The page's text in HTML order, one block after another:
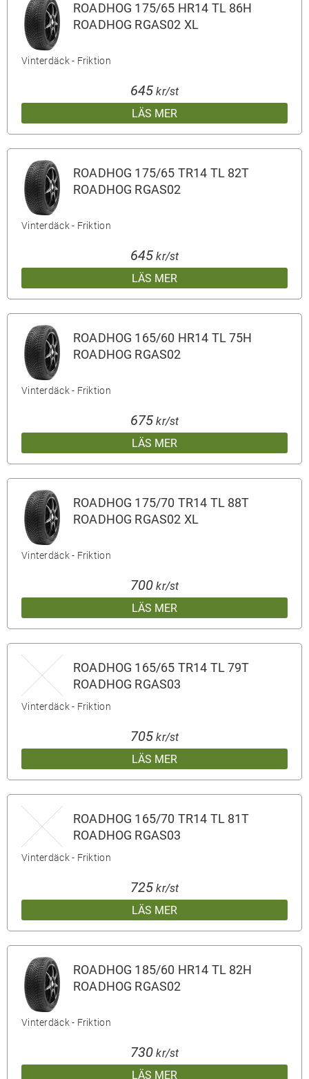
ROADHOG 175/65 HR14 TL 86H
ROADHOG RGAS02 XL
Vinterdäck - Friktion
LÄS MER
645 kr/st
ROADHOG 175/65 TR14 TL 82T
ROADHOG RGAS02
Vinterdäck - Friktion
LÄS MER
645 kr/st
ROADHOG 165/60 HR14 TL 75H
ROADHOG RGAS02
Vinterdäck - Friktion
LÄS MER
675 kr/st
ROADHOG 175/70 TR14 TL 88T
ROADHOG RGAS02 XL
Vinterdäck - Friktion
LÄS MER
700 kr/st
ROADHOG 165/65 TR14 TL 79T
ROADHOG RGAS03
Vinterdäck - Friktion
LÄS MER
705 kr/st
ROADHOG 165/70 TR14 TL 81T
ROADHOG RGAS03
Vinterdäck - Friktion
LÄS MER
725 kr/st
ROADHOG 185/60 HR14 TL 82H
ROADHOG RGAS02
Vinterdäck - Friktion
LÄS MER
730 kr/st